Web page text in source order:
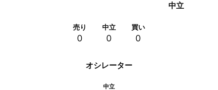
オシレーター
中立
中立
売り
0
中立
0
買い
0